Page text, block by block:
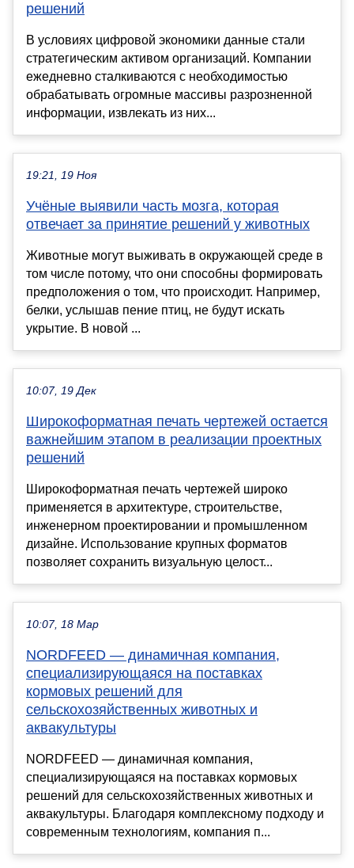
решений
В условиях цифровой экономики данные стали
стратегическим активом организаций. Компании
ежедневно сталкиваются с необходимостью
обрабатывать огромные массивы разрозненной
информации, извлекать из них...
19:21, 19 Ноя
Учёные выявили часть мозга, которая
отвечает за принятие решений у животных
Животные могут выживать в окружающей среде в
том числе потому, что они способны формировать
предположения о том, что происходит. Например,
белки, услышав пение птиц, не будут искать
укрытие. В новой ...
10:07, 19 Дек
Широкоформатная печать чертежей остается
важнейшим этапом в реализации проектных
решений
Широкоформатная печать чертежей широко
применяется в архитектуре, строительстве,
инженерном проектировании и промышленном
дизайне. Использование крупных форматов
позволяет сохранить визуальную целост...
10:07, 18 Мар
NORDFEED — динамичная компания,
специализирующаяся на поставках
кормовых решений для
сельскохозяйственных животных и
аквакультуры
NORDFEED — динамичная компания,
специализирующаяся на поставках кормовых
решений для сельскохозяйственных животных и
аквакультуры. Благодаря комплексному подходу и
современным технологиям, компания п...